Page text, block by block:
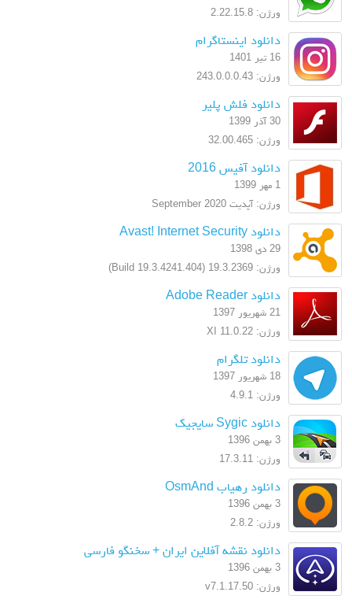
ورژن: 2.22.15.8
دانلود اینستاگرام
16 تیر 1401
ورژن: 243.0.0.0.43
دانلود فلش پلیر
30 آذر 1399
ورژن: 32.00.465
دانلود آفیس 2016
1 مهر 1399
ورژن: آپدیت September 2020
دانلود Avast! Internet Security
29 دی 1398
ورژن: 19.3.2369 (Build 19.3.4241.404)
دانلود Adobe Reader
21 شهریور 1397
ورژن: XI 11.0.22
دانلود تلگرام
18 شهریور 1397
ورژن: 4.9.1
دانلود Sygic سایجیک
3 بهمن 1396
ورژن: 17.3.11
دانلود رهیاب OsmAnd
3 بهمن 1396
ورژن: 2.8.2
دانلود نقشه آفلاین ایران + سخنگو فارسی
3 بهمن 1396
ورژن: v7.1.17.50